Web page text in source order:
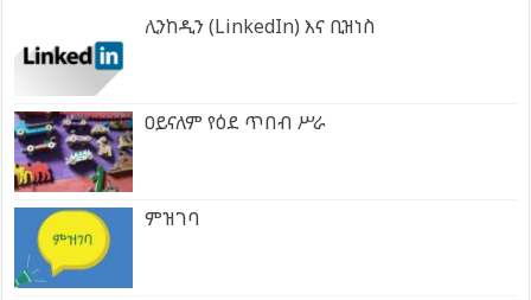
ሊንከዲን (LinkedIn) እና ቢዝነስ
ዐይናለም የዕደ ጥበብ ሥራ
ምዝገባ